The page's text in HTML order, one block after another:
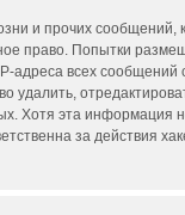
и прочих сообщений,
право. Попытки
адреса всех сообщений
Хотя эта информация
за действия